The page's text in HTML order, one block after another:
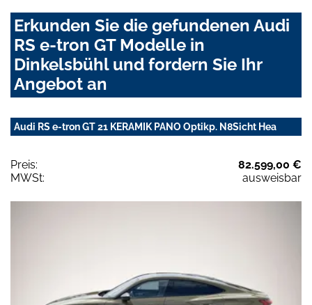
Erkunden Sie die gefundenen Audi
RS e-tron GT Modelle in
Dinkelsbühl und fordern Sie Ihr
Angebot an
Audi RS e-tron GT 21 KERAMIK PANO Optikp. N8Sicht Hea
Preis:
82.599,00 €
MWSt:
ausweisbar